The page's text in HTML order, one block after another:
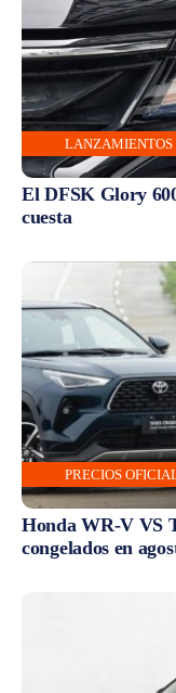
LANZAMIENTOS
El DFSK Glory
cuesta
PRECIOS
Honda WR-V VS
congelados en